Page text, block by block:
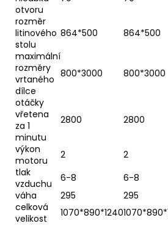
otvoru
rozměr
litinového
stolu
864*500 864*500
maximální
rozměry
vrtaného
dílce
800*3000 800*3000
otáčky
vřetena
za 1
minutu
2800 2800
výkon
motoru
2 2
tlak
vzduchu
6-8 6-8
váha
295 295
celková
velikost
1070*890*1240